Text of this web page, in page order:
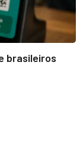
brasileiros